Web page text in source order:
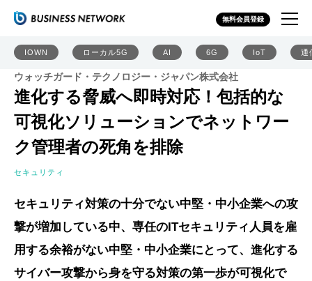
無料会員登録
IOWN ローカル5G AI 6G IoT 通
ウォッチガード・テクノロジー・ジャパン株式会社
進化する脅威へ即時対応！包括的な
可視化ソリューションでネットワー
ク管理者の死角を排除
セキュリティ
セキュリティ対策の十分でない中堅・中小企業への攻
撃が増加している中、専任のITセキュリティ人員を雇
用する余裕がない中堅・中小企業にとって、進化する
サイバー攻撃から身を守る対策の第一歩が可視化で